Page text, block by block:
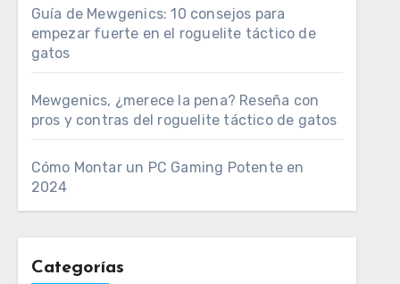
Guía de Mewgenics: 10 consejos para
empezar fuerte en el roguelite táctico de
gatos
Mewgenics, ¿merece la pena? Reseña con
pros y contras del roguelite táctico de gatos
Cómo Montar un PC Gaming Potente en
2024
Categorías